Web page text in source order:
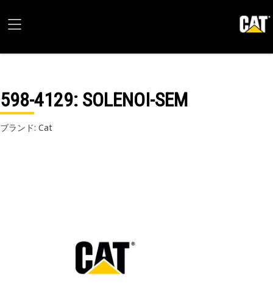
598-4129: SOLENOI-SEM
ブランド: Cat